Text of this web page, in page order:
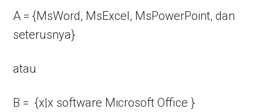
A = {MsWord, MsExcel, MsPowerPoint, dan
seterusnya}
atau
B = {x|x software Microsoft Office }